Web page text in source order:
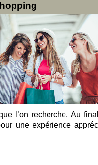
l’on recherche. Au
une expérience